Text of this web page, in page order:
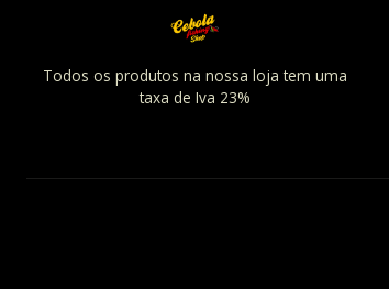
Todos os produtos na nossa loja tem uma
taxa de Iva 23%